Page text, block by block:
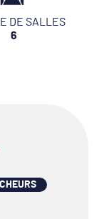
DE SALLES
6